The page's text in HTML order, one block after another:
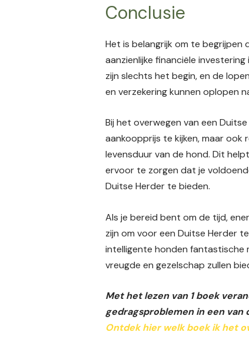
Conclusie
Het is belangrijk om te
aanzienlijke financiële
zijn slechts het begin, en de
en verzekering kunnen oplopen
Bij het overwegen van een
aankoopprijs te kijken, maar ook
levensduur van de hond. Dit
ervoor te zorgen dat je
Duitse Herder te bieden.
Als je bereid bent om de tijd,
zijn om voor een Duitse Herder
intelligente honden fantastische
vreugde en gezelschap zullen
Met het lezen van 1 boek
gedragsproblemen in een van
Ontdek hier welk boek ik het